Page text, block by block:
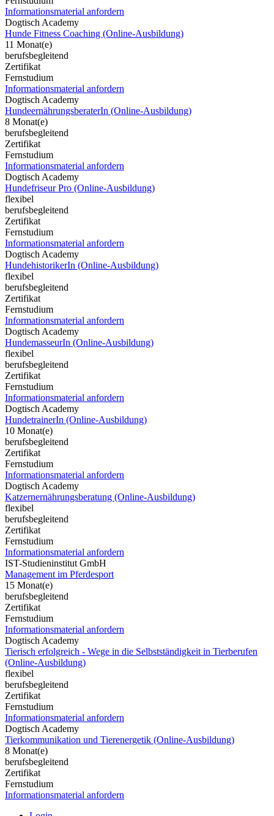
Informationsmaterial anfordern
Dogtisch Academy
Hunde Fitness Coaching (Online-Ausbildung)
11 Monat(e)
berufsbegleitend
Zertifikat
Fernstudium
Informationsmaterial anfordern
Dogtisch Academy
HundeernährungsberaterIn (Online-Ausbildung)
8 Monat(e)
berufsbegleitend
Zertifikat
Fernstudium
Informationsmaterial anfordern
Dogtisch Academy
Hundefriseur Pro (Online-Ausbildung)
flexibel
berufsbegleitend
Zertifikat
Fernstudium
Informationsmaterial anfordern
Dogtisch Academy
HundehistorikerIn (Online-Ausbildung)
flexibel
berufsbegleitend
Zertifikat
Fernstudium
Informationsmaterial anfordern
Dogtisch Academy
HundemasseurIn (Online-Ausbildung)
flexibel
berufsbegleitend
Zertifikat
Fernstudium
Informationsmaterial anfordern
Dogtisch Academy
HundetrainerIn (Online-Ausbildung)
10 Monat(e)
berufsbegleitend
Zertifikat
Fernstudium
Informationsmaterial anfordern
Dogtisch Academy
Katzernernährungsberatung (Online-Ausbildung)
flexibel
berufsbegleitend
Zertifikat
Fernstudium
Informationsmaterial anfordern
IST-Studieninstitut GmbH
Management im Pferdesport
15 Monat(e)
berufsbegleitend
Zertifikat
Fernstudium
Informationsmaterial anfordern
Dogtisch Academy
Tierisch erfolgreich - Wege in die Selbstständigkeit in Tierberufen
(Online-Ausbildung)
flexibel
berufsbegleitend
Zertifikat
Fernstudium
Informationsmaterial anfordern
Dogtisch Academy
Tierkommunikation und Tierenergetik (Online-Ausbildung)
8 Monat(e)
berufsbegleitend
Zertifikat
Fernstudium
Informationsmaterial anfordern